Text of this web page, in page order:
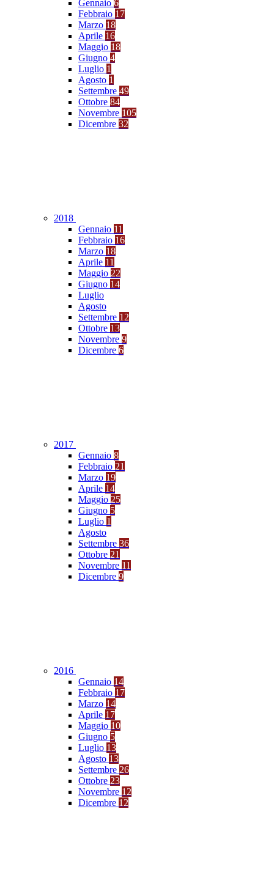
Gennaio 6
Febbraio 17
Marzo 18
Aprile 16
Maggio 18
Giugno 4
Luglio 1
Agosto 1
Settembre 49
Ottobre 84
Novembre 105
Dicembre 32
2018
Gennaio 11
Febbraio 16
Marzo 18
Aprile 11
Maggio 22
Giugno 14
Luglio
Agosto
Settembre 12
Ottobre 13
Novembre 9
Dicembre 6
2017
Gennaio 8
Febbraio 21
Marzo 19
Aprile 14
Maggio 25
Giugno 5
Luglio 1
Agosto
Settembre 36
Ottobre 21
Novembre 11
Dicembre 9
2016
Gennaio 14
Febbraio 17
Marzo 14
Aprile 17
Maggio 10
Giugno 5
Luglio 13
Agosto 13
Settembre 26
Ottobre 23
Novembre 12
Dicembre 12